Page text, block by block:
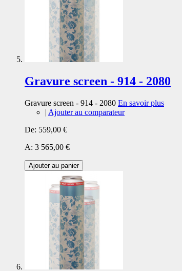
Gravure screen - 914 - 2080
Gravure screen - 914 - 2080 En savoir plus
| Ajouter au comparateur
De: 559,00 €
A: 3 565,00 €
Ajouter au panier